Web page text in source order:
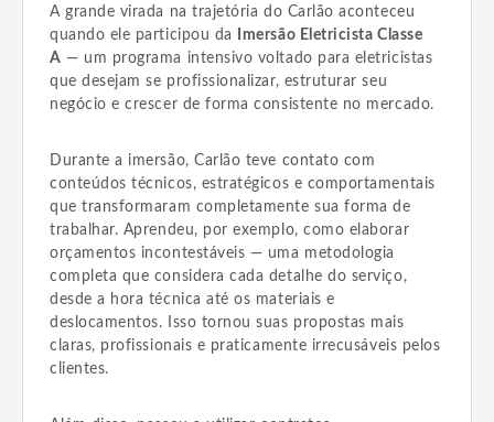
A grande virada na trajetória do Carlão aconteceu
quando ele participou da
Imersão Eletricista Classe
A — um programa intensivo voltado para eletricistas
que desejam se profissionalizar, estruturar seu
negócio e crescer de forma consistente no mercado.
Durante a imersão, Carlão teve contato com
conteúdos técnicos, estratégicos e comportamentais
que transformaram completamente sua forma de
trabalhar. Aprendeu, por exemplo, como elaborar
orçamentos incontestáveis — uma metodologia
completa que considera cada detalhe do serviço,
desde a hora técnica até os materiais e
deslocamentos. Isso tornou suas propostas mais
claras, profissionais e praticamente irrecusáveis pelos
clientes.